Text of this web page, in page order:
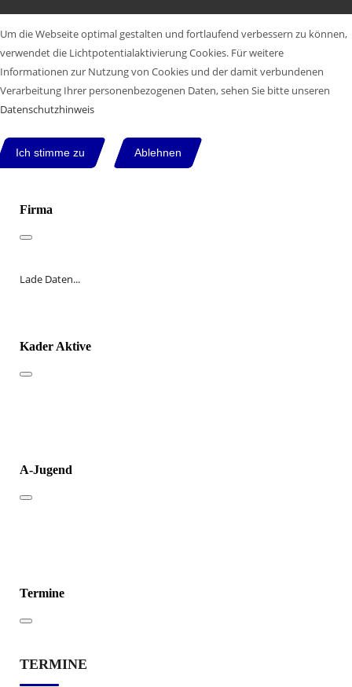
Um die Webseite optimal gestalten und fortlaufend verbessern zu können,
verwendet die Lichtpotentialaktivierung Cookies. Für weitere
Informationen zur Nutzung von Cookies und der damit verbundenen
Verarbeitung Ihrer personenbezogenen Daten, sehen Sie bitte unseren
Datenschutzhinweis
Ich stimme zu Ablehnen
Firma
Lade Daten...
Kader Aktive
A-Jugend
Termine
TERMINE